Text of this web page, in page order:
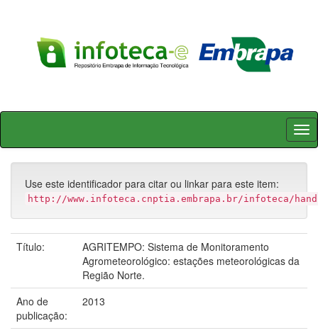
Skip
Use este identificador para citar ou linkar para este item:
http://www.infoteca.cnptia.embrapa.br/infoteca/
Título:
AGRITEMPO: Sistema de Monitoramento
Agrometeorológico: estações meteorológicas da
Região Norte.
Ano de
publicação:
2013